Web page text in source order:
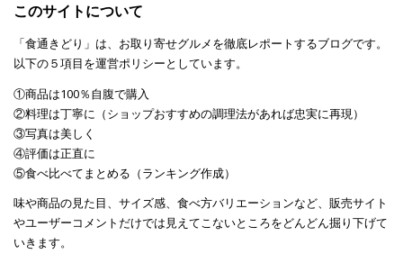
このサイトについて
「食通きどり」は、お取り寄せグルメを徹底レポートするブログです。
以下の５項目を運営ポリシーとしています。
①商品は100％自腹で購入
②料理は丁寧に（ショップおすすめの調理法があれば忠実に再現）
③写真は美しく
④評価は正直に
⑤食べ比べてまとめる（ランキング作成）
味や商品の見た目、サイズ感、食べ方バリエーションなど、販売サイト
やユーザーコメントだけでは見えてこないところをどんどん掘り下げて
いきます。